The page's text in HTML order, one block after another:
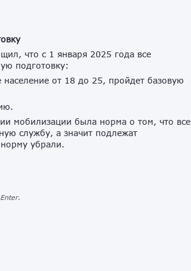
что с 1 января 2025 года все
подготовку:
от 18 до 25, пройдет базовую
мобилизации была норма о том, что все
службу, а значит подлежат
убрали.
.